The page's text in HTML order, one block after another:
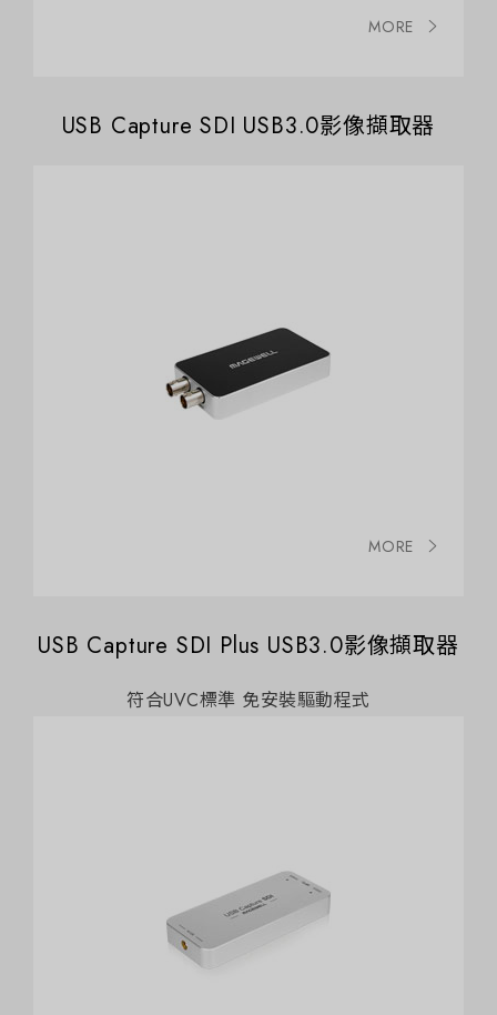
MORE
USB Capture SDI USB3.0影像擷取器
MORE
USB Capture SDI Plus USB3.0影像擷取器
符合UVC標準 免安裝驅動程式